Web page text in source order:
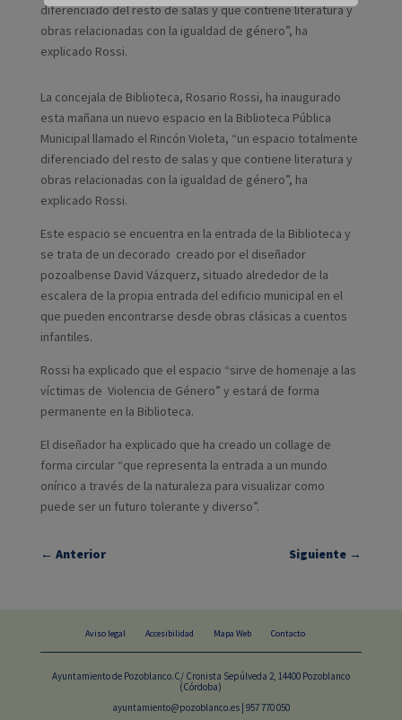
diferenciado del resto de salas y que contiene literatura y
obras relacionadas con la igualdad de género”, ha
explicado Rossi.
La concejala de Biblioteca, Rosario Rossi, ha inaugurado
esta mañana un nuevo espacio en la Biblioteca Pública
Municipal llamado el Rincón Violeta, “un espacio totalmente
diferenciado del resto de salas y que contiene literatura y
obras relacionadas con la igualdad de género”, ha
explicado Rossi.
Este espacio se encuentra en la entrada de la Biblioteca y
se trata de un decorado creado por el diseñador
pozoalbense David Vázquerz, situado alrededor de la
escalera de la propia entrada del edificio municipal en el
que pueden encontrarse desde obras clásicas a cuentos
infantiles.
Rossi ha explicado que el espacio “sirve de homenaje a las
víctimas de Violencia de Género” y estará de forma
permanente en la Biblioteca.
El diseñador ha explicado que ha creado un collage de
forma circular “que representa la entrada a un mundo
onírico a través de la naturaleza para visualizar como
puede ser un futuro tolerante y diverso”.
← Anterior Siguiente →
Aviso legal Accesibilidad Mapa Web Contacto
Ayuntamiento de Pozoblanco.C/ Cronista Sepúlveda 2, 14400 Pozoblanco
(Córdoba)
ayuntamiento@pozoblanco.es | 957 770 050